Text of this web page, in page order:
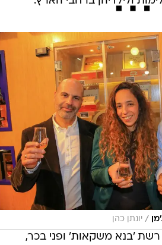
/ יונתן כהן
רשת 'בנא משקאות' ופני בכר,